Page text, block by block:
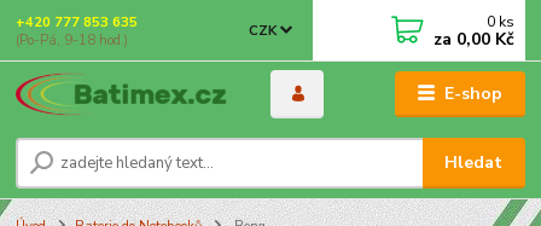
E-shop
CZK
Hledat
+420 777 853 635
(Po-Pá, 9-18 hod.)
0 ks
za 0,00 Kč